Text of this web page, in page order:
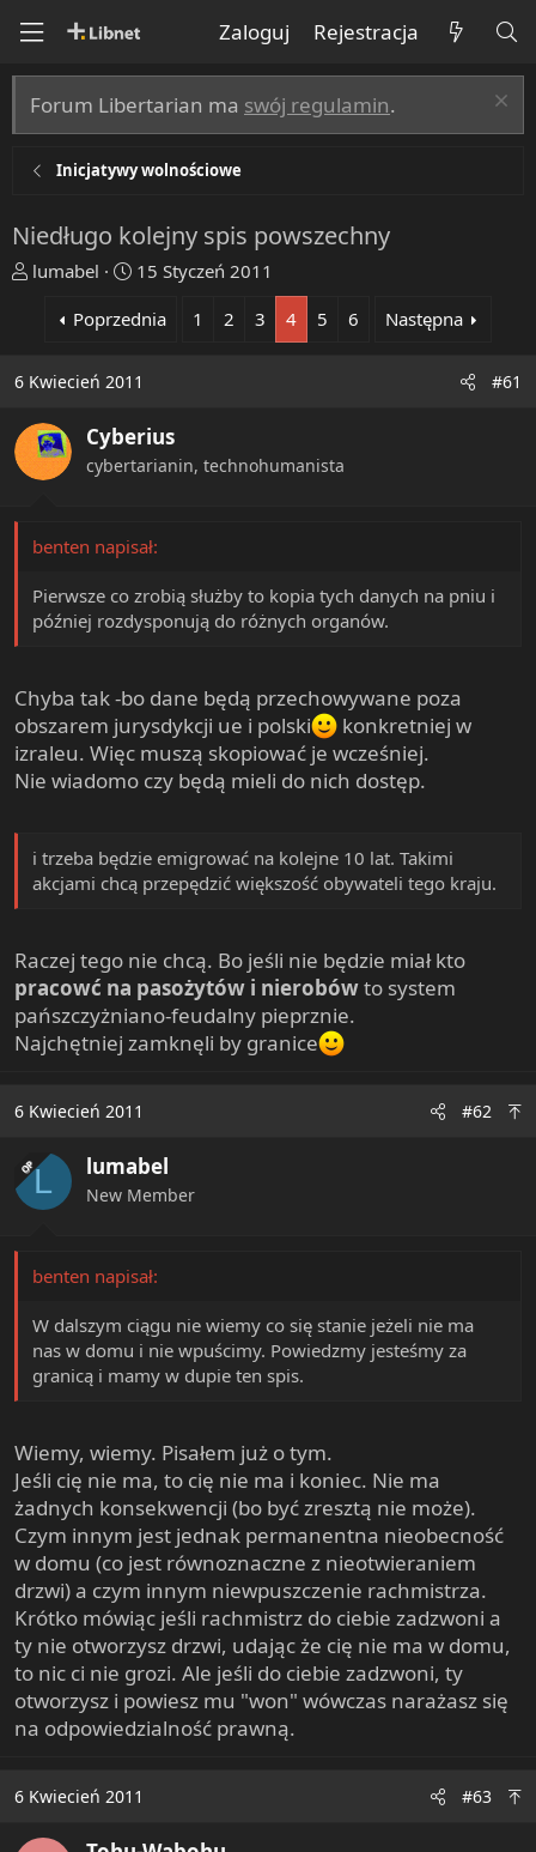
Zaloguj Rejestracja
Forum Libertarian ma swój regulamin.
Inicjatywy wolnościowe
Niedługo kolejny spis powszechny
T
a
d
s
t
e
lumabel
R
z
o
c
ę
t
15 Styczeń 2011
Poprzednia
1 2 3 4 5 6 Następna
6 Kwiecień 2011 #61
Cyberius
cybertarianin, technohumanista
benten napisał:
Pierwsze co zrobią służby to kopia tych danych na pniu i
później rozdysponują do różnych organów.
Chyba tak -bo dane będą przechowywane poza
obszarem jurysdykcji ue i polski
konkretniej w
izraleu. Więc muszą skopiować je wcześniej.
Nie wiadomo czy będą mieli do nich dostęp.
i trzeba będzie emigrować na kolejne 10 lat. Takimi
akcjami chcą przepędzić większość obywateli tego kraju.
Raczej tego nie chcą. Bo jeśli nie będzie miał kto
pracowć na pasożytów i nierobówto system
pańszczyżniano-feudalny pieprznie.
Najchętniej zamknęli by granice
6 Kwiecień 2011 #62
OPL lumabel
New Member
benten napisał:
W dalszym ciągu nie wiemy co się stanie jeżeli nie ma
nas w domu i nie wpuścimy. Powiedzmy jesteśmy za
granicą i mamy w dupie ten spis.
Wiemy, wiemy. Pisałem już o tym.
Jeśli cię nie ma, to cię nie ma i koniec. Nie ma
żadnych konsekwencji (bo być zresztą nie może).
Czym innym jest jednak permanentna nieobecność
w domu (co jest równoznaczne z nieotwieraniem
drzwi) a czym innym niewpuszczenie rachmistrza.
Krótko mówiąc jeśli rachmistrz do ciebie zadzwoni a
ty nie otworzysz drzwi, udając że cię nie ma w domu,
to nic ci nie grozi. Ale jeśli do ciebie zadzwoni, ty
otworzysz i powiesz mu "won" wówczas narażasz się
na odpowiedzialność prawną.
6 Kwiecień 2011 #63